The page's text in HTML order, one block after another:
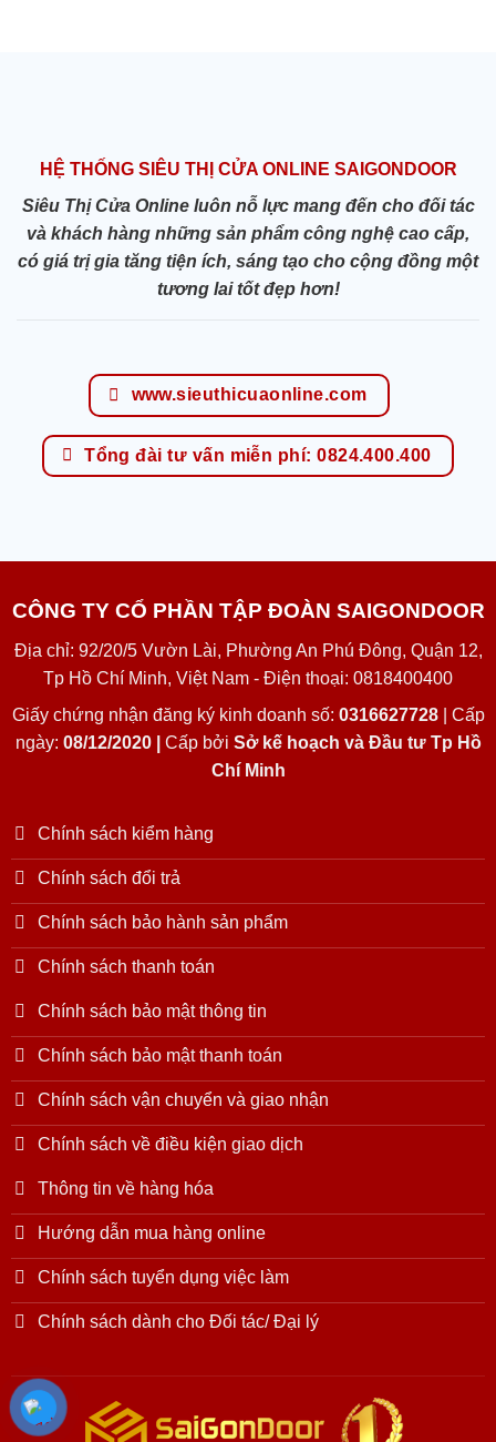
HỆ THỐNG SIÊU THỊ CỬA ONLINE SAIGONDOOR
Siêu Thị Cửa Online luôn nỗ lực mang đến cho đối tác
và khách hàng những sản phẩm công nghệ cao cấp,
có giá trị gia tăng tiện ích, sáng tạo cho cộng đồng một
tương lai tốt đẹp hơn!
www.sieuthicuaonline.com
Tổng đài tư vấn miễn phí: 0824.400.400
CÔNG TY CỔ PHẦN TẬP ĐOÀN SAIGONDOOR
Địa chỉ: 92/20/5 Vườn Lài, Phường An Phú Đông, Quận 12,
Tp Hồ Chí Minh, Việt Nam - Điện thoại: 0818400400
Giấy chứng nhận đăng ký kinh doanh số: 0316627728| Cấp
ngày: 08/12/2020 | Cấp bởi Sở kế hoạch và Đầu tư Tp Hồ
Chí Minh
Chính sách kiểm hàng
Chính sách đổi trả
Chính sách bảo hành sản phẩm
Chính sách thanh toán
Chính sách bảo mật thông tin
Chính sách bảo mật thanh toán
Chính sách vận chuyển và giao nhận
Chính sách về điều kiện giao dịch
Thông tin về hàng hóa
Hướng dẫn mua hàng online
Chính sách tuyển dụng việc làm
Chính sách dành cho Đối tác/ Đại lý